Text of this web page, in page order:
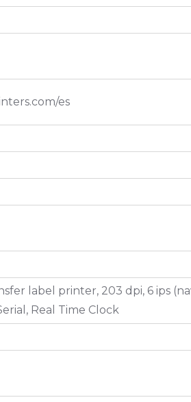
es
label printer, 203 dpi, 6 ips
Real Time Clock